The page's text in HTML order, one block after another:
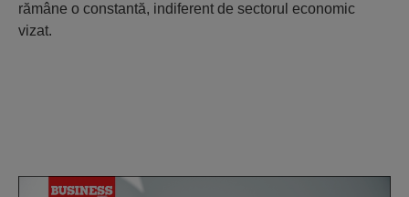
rămâne o constantă, indiferent de sectorul economic
vizat.